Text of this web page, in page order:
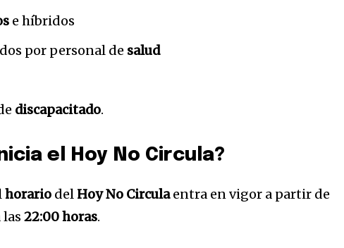
e híbridos
por personal de salud
discapacitado.
el Hoy No Circula?
horario del Hoy No Circula entra en vigor a partir de
las 22:00 horas.